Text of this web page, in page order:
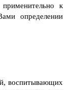
к
определении
воспитывающих